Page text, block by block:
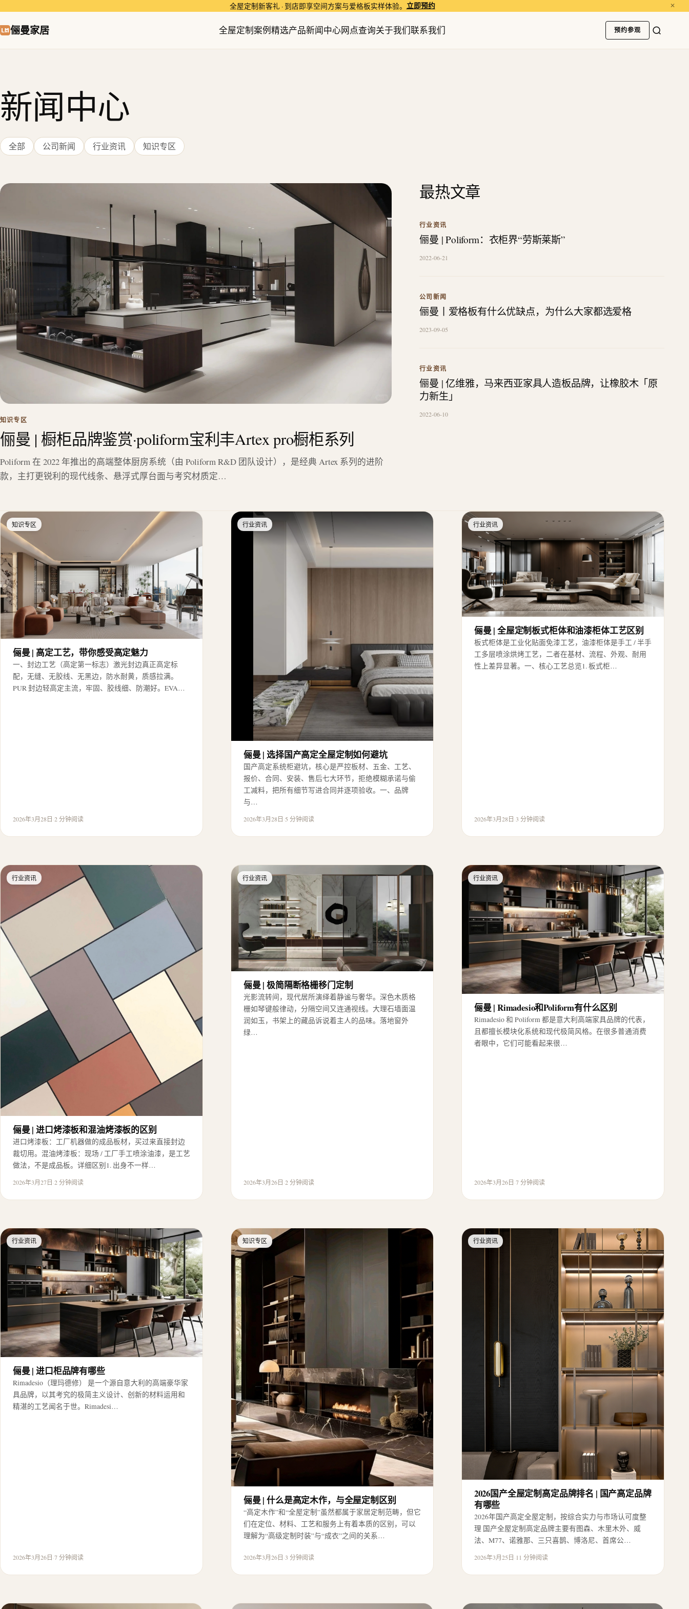
全屋定制新客礼 · 到店即享空间方案与爱格板实样体验。 立即预约 ✕
俪曼家居 全屋定制案例精选产品新闻中心网点查询关于我们联系我们 预约参观
新闻中心
全部 公司新闻 行业资讯 知识专区
知识专区
俪曼 | 橱柜品牌鉴赏·poliform宝利丰Artex pro橱柜系列
Poliform 在 2022 年推出的高端整体厨房系统（由 Poliform R&D 团队设计），是经典 Artex 系列的进阶
款，主打更锐利的现代线条、悬浮式厚台面与考究材质定…
最热文章
行业资讯
俪曼 | Poliform：衣柜界“劳斯莱斯”
2022-06-21
公司新闻
俪曼丨爱格板有什么优缺点，为什么大家都选爱格
2023-09-05
行业资讯
俪曼 | 亿维雅，马来西亚家具人造板品牌，让橡胶木「原
力新生」
2022-06-10
知识专区
俪曼 | 高定工艺，带你感受高定魅力
一、封边工艺（高定第一标志）激光封边真正高定标
配，无缝、无胶线、无黑边，防水耐黄，质感拉满。
PUR 封边轻高定主流，牢固、胶线细、防潮好。EVA…
2026年3月28日·2 分钟阅读
行业资讯
俪曼 | 选择国产高定全屋定制如何避坑
国产高定系统柜避坑，核心是严控板材、五金、工艺、
报价、合同、安装、售后七大环节，拒绝模糊承诺与偷
工减料，把所有细节写进合同并逐项验收。一、品牌
与…
2026年3月28日·5 分钟阅读
行业资讯
俪曼 | 全屋定制板式柜体和油漆柜体工艺区别
板式柜体是工业化贴面免漆工艺，油漆柜体是手工 / 半手
工多层喷涂烘烤工艺，二者在基材、流程、外观、耐用
性上差异显著。一、核心工艺总览1. 板式柜…
2026年3月28日·3 分钟阅读
行业资讯
俪曼 | 进口烤漆板和混油烤漆板的区别
进口烤漆板：工厂机器做的成品板材，买过来直接封边
裁切用。混油烤漆板：现场 / 工厂手工喷涂油漆，是工艺
做法，不是成品板。详细区别1. 出身不一样…
2026年3月27日·2 分钟阅读
行业资讯
俪曼 | 极简隔断格栅移门定制
光影流转间，现代居所演绎着静谧与奢华。深色木质格
栅如琴键般律动，分隔空间又连通视线。大理石墙面温
润如玉，书架上的藏品诉说着主人的品味。落地窗外
绿…
2026年3月26日·2 分钟阅读
行业资讯
俪曼 | Rimadesio和Poliform有什么区别
Rimadesio 和 Poliform 都是意大利高端家具品牌的代表，
且都擅长模块化系统和现代极简风格。在很多普通消费
者眼中，它们可能看起来很…
2026年3月26日·7 分钟阅读
行业资讯
俪曼 | 进口柜品牌有哪些
Rimadesio（理玛德修） 是一个源自意大利的高端豪华家
具品牌，以其考究的极简主义设计、创新的材料运用和
精湛的工艺闻名于世。Rimadesi…
2026年3月26日·7 分钟阅读
知识专区
俪曼 | 什么是高定木作，与全屋定制区别
“高定木作”和“全屋定制”虽然都属于家居定制范畴，但它
们在定位、材料、工艺和服务上有着本质的区别，可以
理解为“高级定制时装”与“成衣”之间的关系…
2026年3月26日·3 分钟阅读
行业资讯
2026国产全屋定制高定品牌排名 | 国产高定品牌
有哪些
2026年国产高定全屋定制，按综合实力与市场认可度整
理 国产全屋定制高定品牌主要有图森、木里木外、威
法、M77、诺雅那、三只喜鹊、博洛尼、首席公…
2026年3月25日·11 分钟阅读